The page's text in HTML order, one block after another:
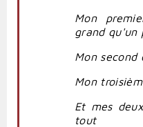
Mon
grand qu'un
Mon
Mon
Et mes
tout